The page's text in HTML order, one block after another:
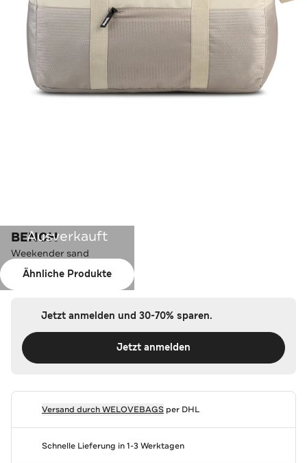
Ausverkauft
Ähnliche Produkte
BENCH
Weekender sand
Farbe:sand
Jetzt anmelden und 30-70% sparen.
Jetzt anmelden
Versand durchWELOVEBAGSper DHL
Schnelle Lieferung in 1-3 Werktagen